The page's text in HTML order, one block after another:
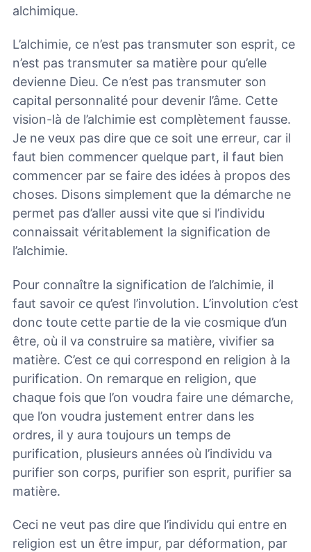
alchimique.
L’alchimie, ce n’est pas transmuter son esprit, ce
n’est pas transmuter sa matière pour qu’elle
devienne Dieu. Ce n’est pas transmuter son
capital personnalité pour devenir l’âme. Cette
vision-là de l’alchimie est complètement fausse.
Je ne veux pas dire que ce soit une erreur, car il
faut bien commencer quelque part, il faut bien
commencer par se faire des idées à propos des
choses. Disons simplement que la démarche ne
permet pas d’aller aussi vite que si l’individu
connaissait véritablement la signification de
l’alchimie.
Pour connaître la signification de l’alchimie, il
faut savoir ce qu’est l’involution. L’involution c’est
donc toute cette partie de la vie cosmique d’un
être, où il va construire sa matière, vivifier sa
matière. C’est ce qui correspond en religion à la
purification. On remarque en religion, que
chaque fois que l’on voudra faire une démarche,
que l’on voudra justement entrer dans les
ordres, il y aura toujours un temps de
purification, plusieurs années où l’individu va
purifier son corps, purifier son esprit, purifier sa
matière.
Ceci ne veut pas dire que l’individu qui entre en
religion est un être impur, par déformation, par